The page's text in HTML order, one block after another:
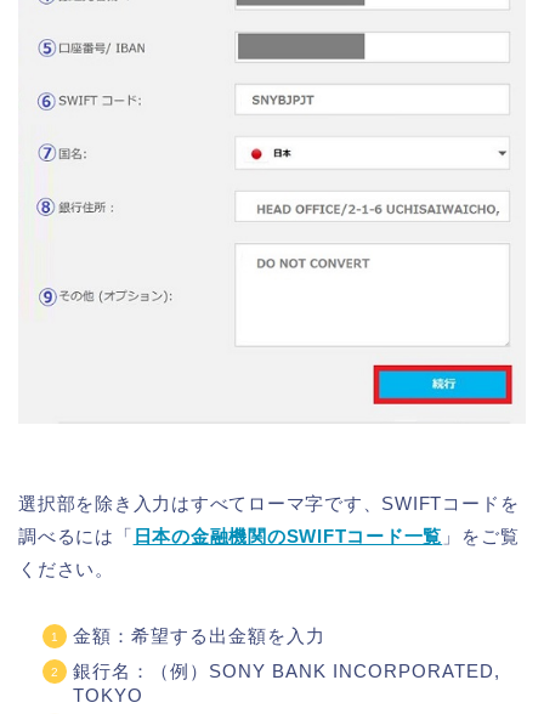
選択部を除き入力はすべてローマ字です、SWIFTコードを
調べるには「 日本の金融機関のSWIFTコード一覧 」をご覧
ください。
金額：希望する出金額を入力
銀行名：（例）SONY BANK INCORPORATED,
TOKYO